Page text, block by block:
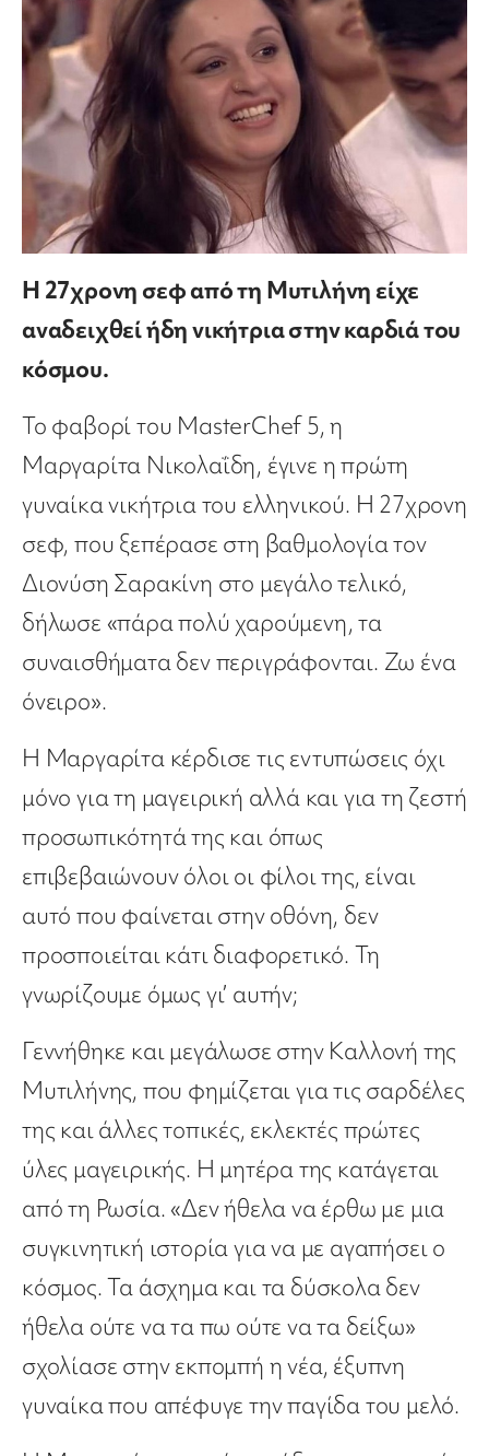
Η 27χρονη σεφ από τη Μυτιλήνη είχε
αναδειχθεί ήδη νικήτρια στην καρδιά του
κόσμου.
Το φαβορί του MasterChef 5, η
Μαργαρίτα Νικολαΐδη, έγινε η πρώτη
γυναίκα νικήτρια του ελληνικού. Η 27χρονη
σεφ, που ξεπέρασε στη βαθμολογία τον
Διονύση Σαρακίνη στο μεγάλο τελικό,
δήλωσε «πάρα πολύ χαρούμενη, τα
συναισθήματα δεν περιγράφονται. Ζω ένα
όνειρο».
Η Μαργαρίτα κέρδισε τις εντυπώσεις όχι
μόνο για τη μαγειρική αλλά και για τη ζεστή
προσωπικότητά της και όπως
επιβεβαιώνουν όλοι οι φίλοι της, είναι
αυτό που φαίνεται στην οθόνη, δεν
προσποιείται κάτι διαφορετικό. Τη
γνωρίζουμε όμως γι’ αυτήν;
Γεννήθηκε και μεγάλωσε στην Καλλονή της
Μυτιλήνης, που φημίζεται για τις σαρδέλες
της και άλλες τοπικές, εκλεκτές πρώτες
ύλες μαγειρικής. Η μητέρα της κατάγεται
από τη Ρωσία. «Δεν ήθελα να έρθω με μια
συγκινητική ιστορία για να με αγαπήσει ο
κόσμος. Τα άσχημα και τα δύσκολα δεν
ήθελα ούτε να τα πω ούτε να τα δείξω»
σχολίασε στην εκπομπή η νέα, έξυπνη
γυναίκα που απέφυγε την παγίδα του μελό.